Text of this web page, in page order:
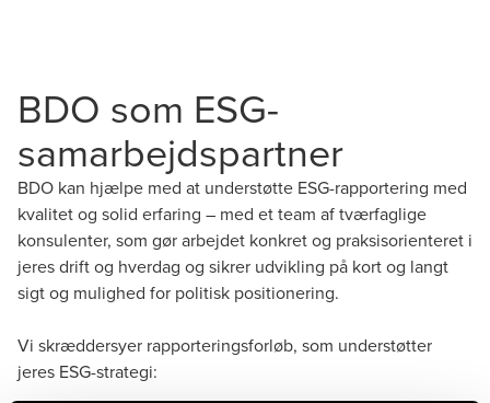
BDO som ESG-
samarbejdspartner
BDO kan hjælpe med at understøtte ESG-rapportering med
kvalitet og solid erfaring – med et team af tværfaglige
konsulenter, som gør arbejdet konkret og praksisorienteret i
jeres drift og hverdag og sikrer udvikling på kort og langt
sigt og mulighed for politisk positionering.
Vi skræddersyer rapporteringsforløb, som understøtter
jeres ESG-strategi: